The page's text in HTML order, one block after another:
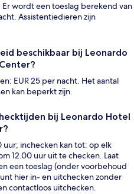
wordt een toeslag berekend van
Assistentiedieren zijn
beschikbaar bij Leonardo
EUR 25 per nacht. Het aantal
kan beperkt zijn.
bij Leonardo Hotel
uur; inchecken kan tot: op elk
12.00 uur uit te checken. Laat
een toeslag (onder voorbehoud
hier in- en uitchecken zonder
contactloos uitchecken.